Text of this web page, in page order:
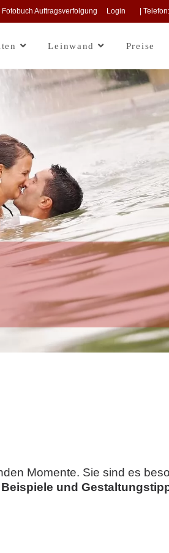
Fotobuch Auftragsverfolgung Login |
Leinwand Preise
Momente. Sie sind es
Beispiele und